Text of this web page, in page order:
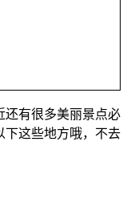
还有很多美丽景点必
下这些地方哦，不去